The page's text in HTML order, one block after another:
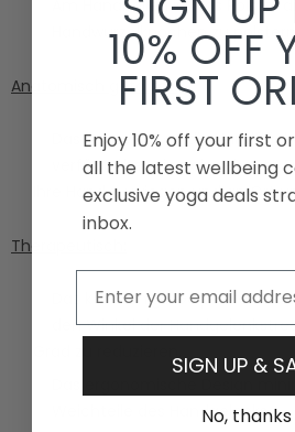
Am Handballen ist das Polster
Handwurzelknochen zu
Anatomisch geformt:
Das Polster ist an die
verfügt über eine eingebaute
Ihre Hand zu wiegen und an Ort
Therapeutisch:
Das keilförmige Gelpolster
den Winkel der
Das ergonomische Design
Weichteile des Handgelenks.
10% OFF
FIRST
Enjoy 10% off your first
all the latest wellbeing
exclusive yoga deals
inbox.
SIGN UP &
No, thanks